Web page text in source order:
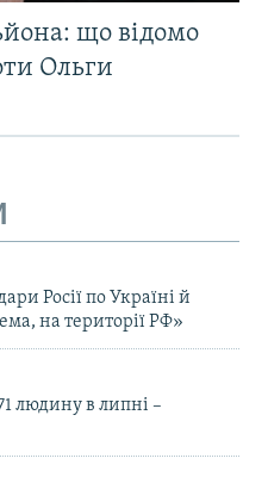
що відомо
Ольги
Росії по Україні й
на території РФ»
людину в липні –